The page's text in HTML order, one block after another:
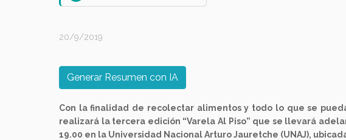
20/9/2019
Generar Resumen con IA
Con la finalidad de recolectar alimentos y todo lo que se
realizará la tercera edición “Varela Al Piso” que se llevará
19.00 en la Universidad Nacional Arturo Jauretche (UNAJ),